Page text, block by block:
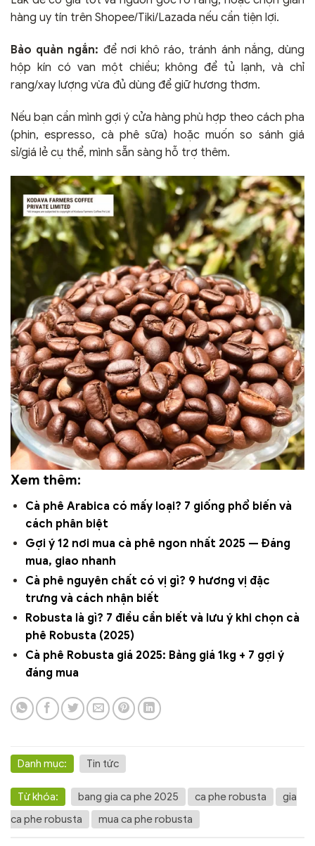
hàng uy tín trên Shopee/Tiki/Lazada nếu cần tiện lợi.
Bảo quản ngắn: để nơi khô ráo, tránh ánh nắng, dùng
hộp kín có van một chiều; không để tủ lạnh, và chỉ
rang/xay lượng vừa đủ dùng để giữ hương thơm.
Nếu bạn cần mình gợi ý cửa hàng phù hợp theo cách pha
(phin, espresso, cà phê sữa) hoặc muốn so sánh giá
sỉ/giá lẻ cụ thể, mình sẵn sàng hỗ trợ thêm.
Xem thêm:
Cà phê Arabica có mấy loại? 7 giống phổ biến và
cách phân biệt
Gợi ý 12 nơi mua cà phê ngon nhất 2025 — Đáng
mua, giao nhanh
Cà phê nguyên chất có vị gì? 9 hương vị đặc
trưng và cách nhận biết
Robusta là gì? 7 điều cần biết và lưu ý khi chọn cà
phê Robusta (2025)
Cà phê Robusta giá 2025: Bảng giá 1kg + 7 gợi ý
đáng mua
Danh mục: Tin tức
Từ khóa: bang gia ca phe 2025 ca phe robusta
gia
ca phe robusta
mua ca phe robusta